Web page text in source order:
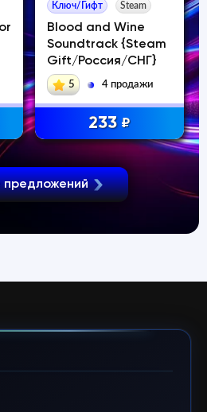
Ключ/Гифт Steam
Blood and Wine
Soundtrack {Steam
Gift/Россия/СНГ}
5 4 продажи
233 ₽
предложений